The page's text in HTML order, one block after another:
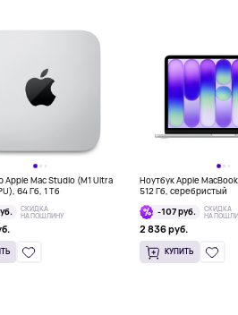
Apple Mac Studio (M1 Ultra
64 Гб, 1 Тб
СКИДКА
НА ПОШЛИНУ
Ноутбук Apple
512 Гб, серебристый
-107 руб.
СКИДКА
НА
2 836 руб.
КУПИТЬ